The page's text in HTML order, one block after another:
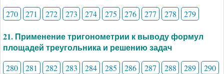
270 271 272 273 274 275 276 277 278 279
21. Применение тригонометрии к выводу формул
площадей треугольника и решению задач
280 281 282 283 284 285 286 287 288 289
290